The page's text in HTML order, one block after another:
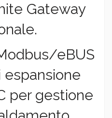
Gateway
eBUS
per gestione